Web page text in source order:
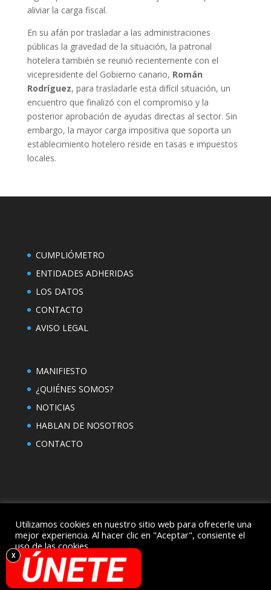
aliviar la carga fiscal.
En su afán por trasladar a las administraciones
públicas la gravedad de la situación, la patronal
hotelera también se reunió recientemente con el
vicepresidente del Gobierno canario, Román
Rodríguez, para trasladarle esta difícil situación, un
encuentro que finalizó con el compromiso y la
posterior aprobación de ayudas directas al sector. Sin
embargo, la mayor carga impositiva que soporta un
establecimiento hotelero reside en tasas e impuestos
locales.
CUMPLIÓMETRO
ENTIDADES ADHERIDAS
LOS DATOS
CONTACTO
AVISO LEGAL
MANIFIESTO
¿QUIÉNES SOMOS?
NOTICIAS
HABLAN DE NOSOTROS
CONTACTO
Diseñado por Elegant Themes
WordPress
Utilizamos cookies en nuestro sitio web para ofrecerle una
mejor experiencia. Al hacer clic en "Aceptar", consiente el
uso de las cookies..
Ajustes
Acepto